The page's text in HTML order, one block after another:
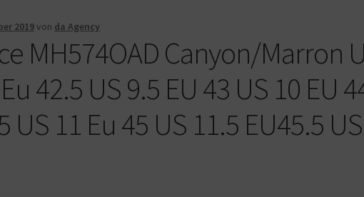
2019von da Agency
MH574OAD Canyon/Marron
42.5 US 9.5 EU 43 US 10 EU
US 11 Eu 45 US 11.5 EU45.5